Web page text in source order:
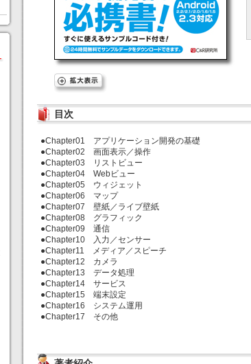
目次
●Chapter01 アプリケーション開発の基礎
●Chapter02 画面表示／操作
●Chapter03 リストビュー
●Chapter04 Webビュー
●Chapter05 ウィジェット
●Chapter06 マップ
●Chapter07 壁紙／ライブ壁紙
●Chapter08 グラフィック
●Chapter09 通信
●Chapter10 入力／センサー
●Chapter11 メディア／スピーチ
●Chapter12 カメラ
●Chapter13 データ処理
●Chapter14 サービス
●Chapter15 端末設定
●Chapter16 システム運用
●Chapter17 その他